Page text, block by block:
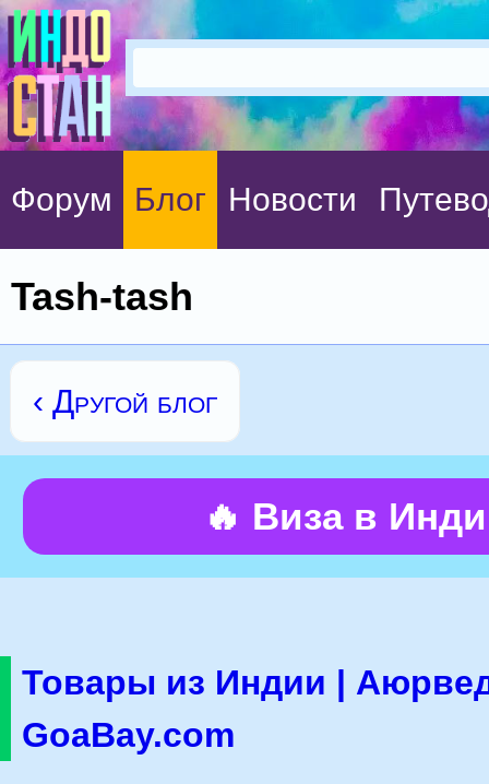
Форум Блог Новости
Tash-tash
‹ Другой блог
🔥 Виза в
Товары из Индии |
GoaBay.com